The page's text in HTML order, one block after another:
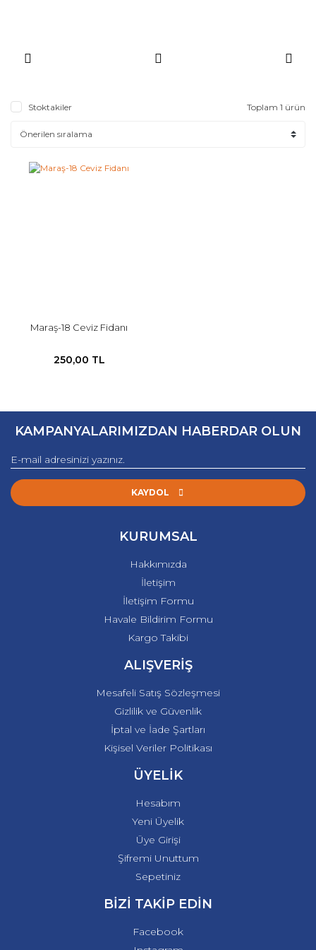
Stoktakiler Toplam 1 ürün
Maraş-18 Ceviz Fidanı
250,00 TL
KAMPANYALARIMIZDAN HABERDAR OLUN
KAYDOL
KURUMSAL
Hakkımızda
İletişim
İletişim Formu
Havale Bildirim Formu
Kargo Takibi
ALIŞVERİŞ
Mesafeli Satış Sözleşmesi
Gizlilik ve Güvenlik
İptal ve İade Şartları
Kişisel Veriler Politikası
ÜYELİK
Hesabım
Yeni Üyelik
Üye Girişi
Şifremi Unuttum
Sepetiniz
BİZİ TAKİP EDİN
Facebook